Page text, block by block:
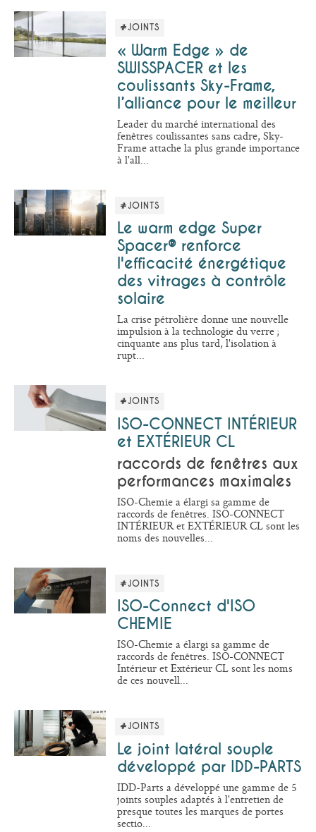
#JOINTS
« Warm Edge » de
SWISSPACER et les
coulissants Sky-Frame,
l’alliance pour le meilleur
Leader du marché international des
fenêtres coulissantes sans cadre, Sky-
Frame attache la plus grande importance
à l'all...
#JOINTS
Le warm edge Super
Spacer® renforce
l'efficacité énergétique
des vitrages à contrôle
solaire
La crise pétrolière donne une nouvelle
impulsion à la technologie du verre ;
cinquante ans plus tard, l'isolation à
rupt...
#JOINTS
ISO-CONNECT INTÉRIEUR
et EXTÉRIEUR CL
raccords de fenêtres aux
performances maximales
ISO-Chemie a élargi sa gamme de
raccords de fenêtres. ISO-CONNECT
INTÉRIEUR et EXTÉRIEUR CL sont les
noms des nouvelles...
#JOINTS
ISO-Connect d'ISO
CHEMIE
ISO-Chemie a élargi sa gamme de
raccords de fenêtres. ISO-CONNECT
Intérieur et Extérieur CL sont les noms
de ces nouvell...
#JOINTS
Le joint latéral souple
développé par IDD-PARTS
IDD-Parts a développé une gamme de 5
joints souples adaptés à l'entretien de
presque toutes les marques de portes
sectio...